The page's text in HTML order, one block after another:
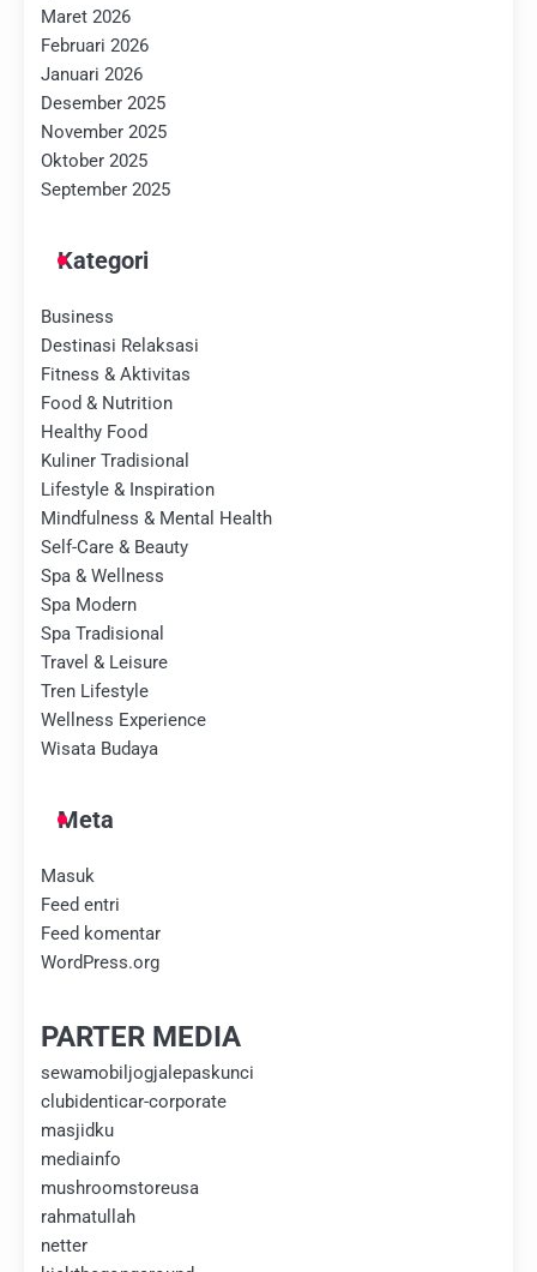
Maret 2026
Februari 2026
Januari 2026
Desember 2025
November 2025
Oktober 2025
September 2025
Kategori
Business
Destinasi Relaksasi
Fitness & Aktivitas
Food & Nutrition
Healthy Food
Kuliner Tradisional
Lifestyle & Inspiration
Mindfulness & Mental Health
Self-Care & Beauty
Spa & Wellness
Spa Modern
Spa Tradisional
Travel & Leisure
Tren Lifestyle
Wellness Experience
Wisata Budaya
Meta
Masuk
Feed entri
Feed komentar
WordPress.org
PARTER MEDIA
sewamobiljogjalepaskunci
clubidenticar-corporate
masjidku
mediainfo
mushroomstoreusa
rahmatullah
netter